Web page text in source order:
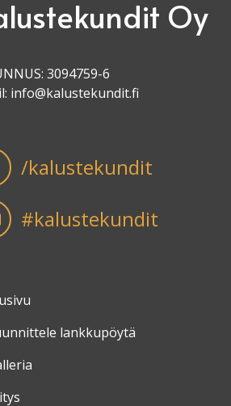
Oy
3094759-6
info@kalustekundit.fi
/kalustekundit
#kalustekundit
lankkupöytä